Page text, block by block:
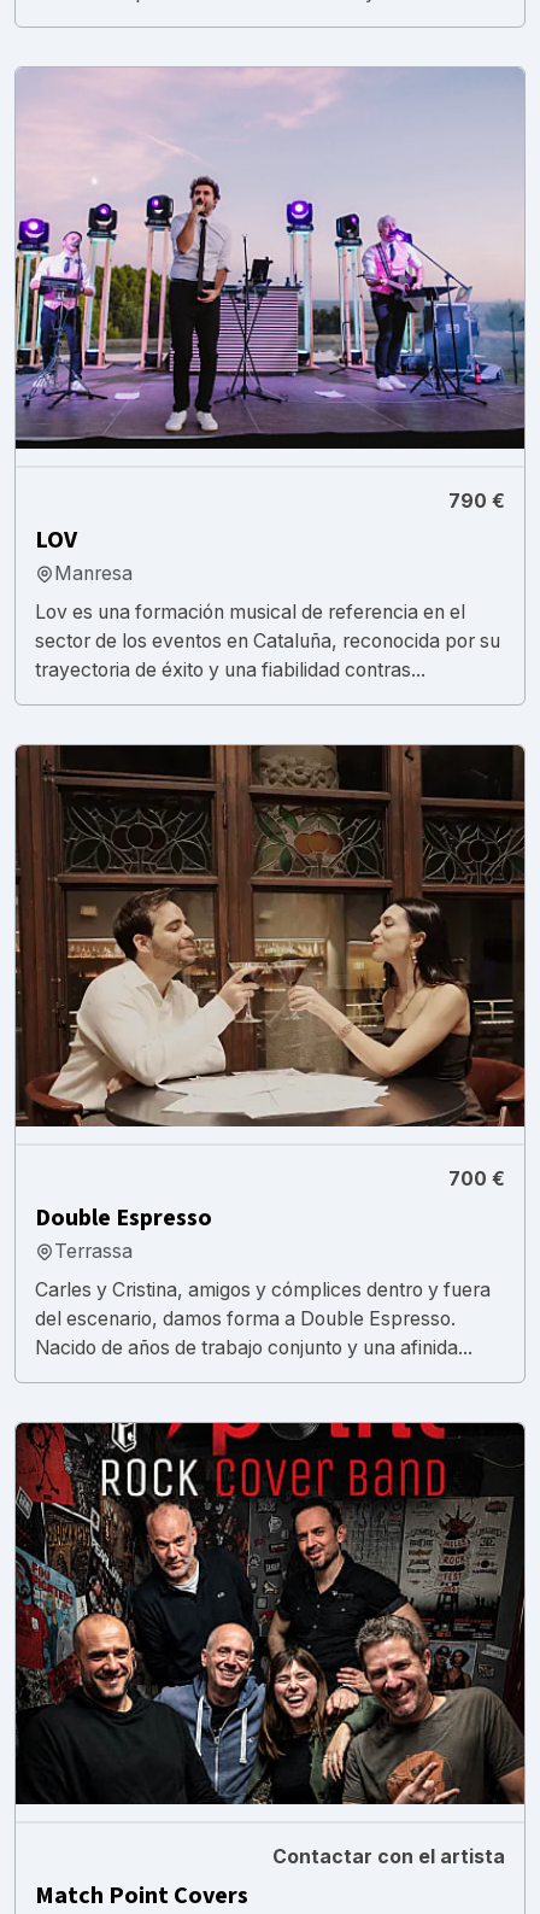
790 €
LOV
Manresa
Lov es una formación musical de referencia en el
sector de los eventos en Cataluña, reconocida por su
trayectoria de éxito y una fiabilidad contras...
700 €
Double Espresso
Terrassa
Carles y Cristina, amigos y cómplices dentro y fuera
del escenario, damos forma a Double Espresso.
Nacido de años de trabajo conjunto y una afinida...
Contactar con el artista
Match Point Covers